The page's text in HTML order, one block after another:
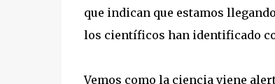
que indican que estamos
los científicos han identificado
Vemos como la ciencia viene